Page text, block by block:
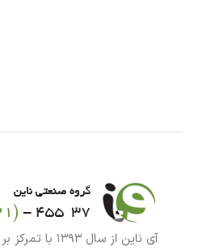
جن پاور
داب
دانفوس
دراپ
آی ناین از